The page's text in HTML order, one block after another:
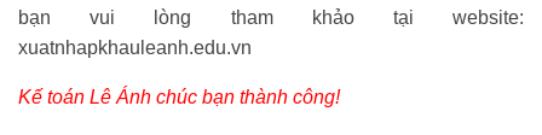
bạn vui lòng tham khảo tại website:
xuatnhapkhauleanh.edu.vn
Kế toán Lê Ánh chúc bạn thành công!